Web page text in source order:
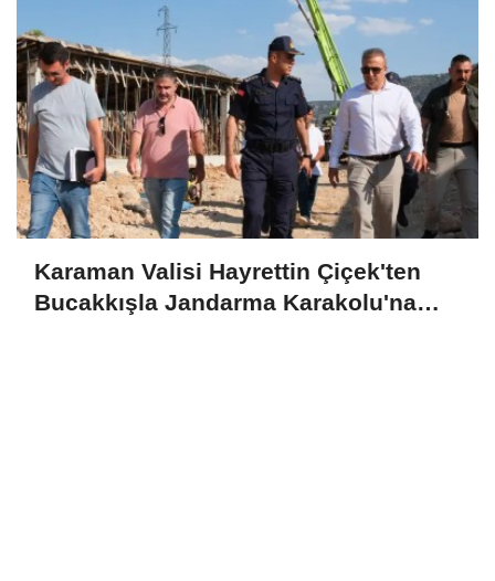
Karaman Valisi Hayrettin Çiçek'ten
Bucakkışla Jandarma Karakolu'na